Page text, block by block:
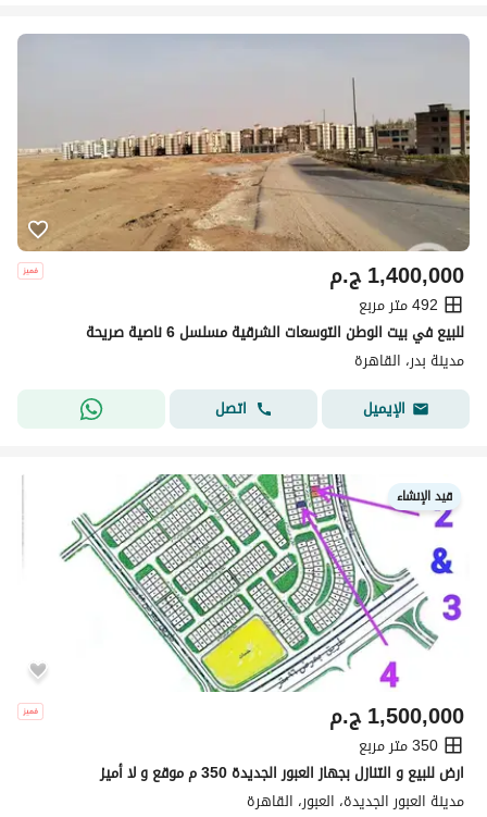
ج.م1,400,000
492 متر مربع
للبيع في بيت الوطن التوسعات الشرقية مسلسل 6 ناصية صريحة
مدينة بدر، القاهرة
الإيميل
اتصل
قيد الإنشاء
ج.م1,500,000
350 متر مربع
ارض للبيع و التنازل بجهاز العبور الجديدة 350 م موقع و لا أميز
مدينة العبور الجديدة، العبور، القاهرة